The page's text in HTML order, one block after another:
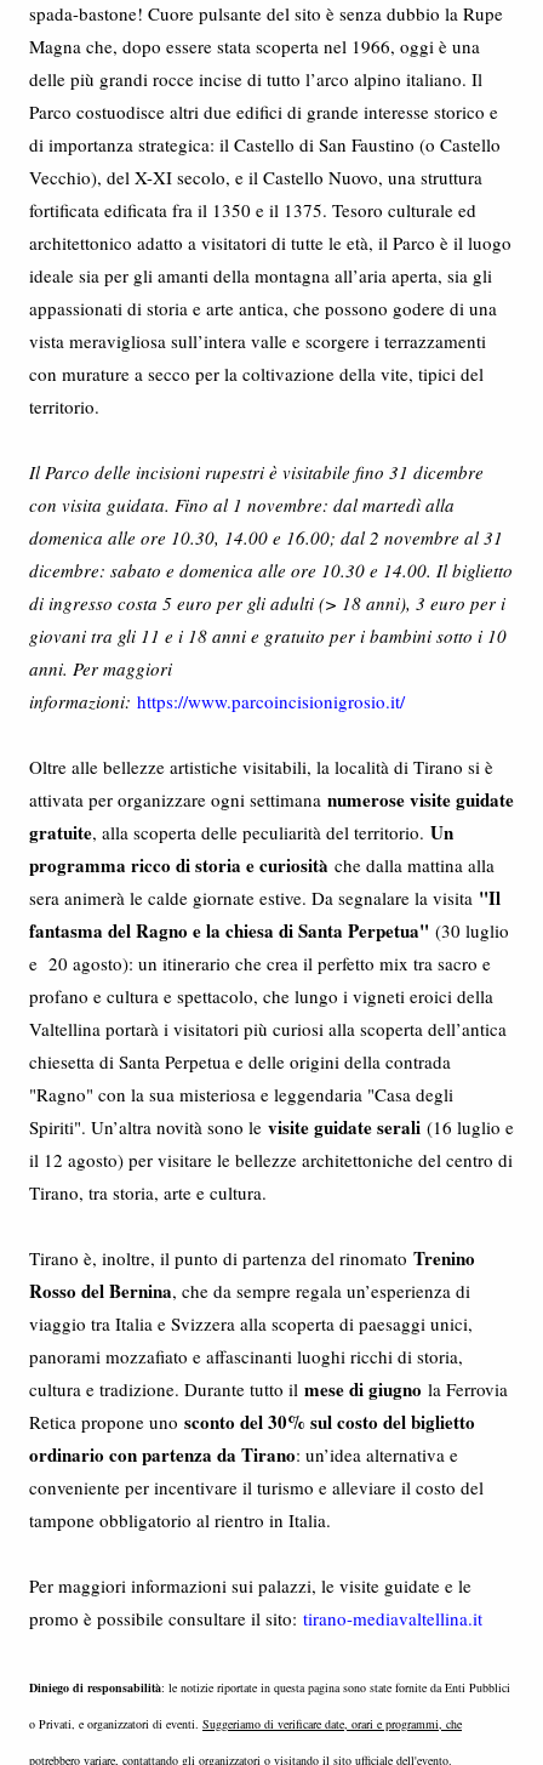
spada-bastone! Cuore pulsante del sito è senza dubbio la Rupe
Magna che, dopo essere stata scoperta nel 1966, oggi è una
delle più grandi rocce incise di tutto l’arco alpino italiano. Il
Parco costuodisce altri due edifici di grande interesse storico e
di importanza strategica: il Castello di San Faustino (o Castello
Vecchio), del X-XI secolo, e il Castello Nuovo, una struttura
fortificata edificata fra il 1350 e il 1375. Tesoro culturale ed
architettonico adatto a visitatori di tutte le età, il Parco è il luogo
ideale sia per gli amanti della montagna all’aria aperta, sia gli
appassionati di storia e arte antica, che possono godere di una
vista meravigliosa sull’intera valle e scorgere i terrazzamenti
con murature a secco per la coltivazione della vite, tipici del
territorio.
Il Parco delle incisioni rupestri è visitabile fino 31 dicembre
con visita guidata. Fino al 1 novembre: dal martedì alla
domenica alle ore 10.30, 14.00 e 16.00; dal 2 novembre al 31
dicembre: sabato e domenica alle ore 10.30 e 14.00. Il biglietto
di ingresso costa 5 euro per gli adulti (> 18 anni), 3 euro per i
giovani tra gli 11 e i 18 anni e gratuito per i bambini sotto i 10
anni. Per maggiori
informazioni: https://www.parcoincisionigrosio.it/
Oltre alle bellezze artistiche visitabili, la località di Tirano si è
attivata per organizzare ogni settimana numerose visite guidate
gratuite, alla scoperta delle peculiarità del territorio. Un
programma ricco di storia e curiosità che dalla mattina alla
sera animerà le calde giornate estive. Da segnalare la visita "Il
fantasma del Ragno e la chiesa di Santa Perpetua" (30 luglio
e 20 agosto): un itinerario che crea il perfetto mix tra sacro e
profano e cultura e spettacolo, che lungo i vigneti eroici della
Valtellina portarà i visitatori più curiosi alla scoperta dell’antica
chiesetta di Santa Perpetua e delle origini della contrada
"Ragno" con la sua misteriosa e leggendaria "Casa degli
Spiriti". Un’altra novità sono le visite guidate serali (16 luglio e
il 12 agosto) per visitare le bellezze architettoniche del centro di
Tirano, tra storia, arte e cultura.
Tirano è, inoltre, il punto di partenza del rinomato Trenino
Rosso del Bernina, che da sempre regala un’esperienza di
viaggio tra Italia e Svizzera alla scoperta di paesaggi unici,
panorami mozzafiato e affascinanti luoghi ricchi di storia,
cultura e tradizione. Durante tutto il mese di giugno la Ferrovia
Retica propone uno sconto del 30% sul costo del biglietto
ordinario con partenza da Tirano: un’idea alternativa e
conveniente per incentivare il turismo e alleviare il costo del
tampone obbligatorio al rientro in Italia.
Per maggiori informazioni sui palazzi, le visite guidate e le
promo è possibile consultare il sito: tirano-mediavaltellina.it
Diniego di responsabilità: le notizie riportate in questa pagina sono state fornite da Enti Pubblici
o Privati, e organizzatori di eventi. Suggeriamo di verificare date, orari e programmi, che
potrebbero variare, contattando gli organizzatori o visitando il sito ufficiale dell'evento.